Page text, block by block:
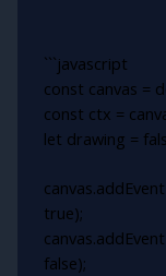
```javascript
const canvas =
const ctx =
let drawing =
true);
false);